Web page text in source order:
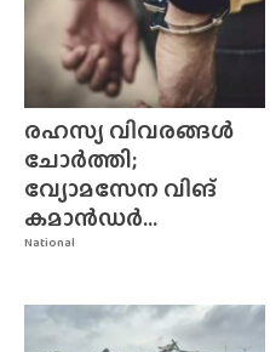
National
രഹസ്യ വിവരങ്ങൾ
ചോർത്തി;
വ്യോമസേന വിങ്‌
കമാൻഡർ...